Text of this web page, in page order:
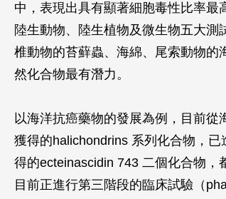
中，表現出具有顯著細胞毒性比率最
陸生動物、陸生植物及微生物五大
椎動物的苔蘚蟲、海綿、尾索動物的
然化合物最有潛力。
以海洋抗癌藥物的發展為例，目前
獲得的halichondrins 系列化合物，
得的ecteinascidin 743 二個化合物，
目前正進行第三階段的臨床試驗（